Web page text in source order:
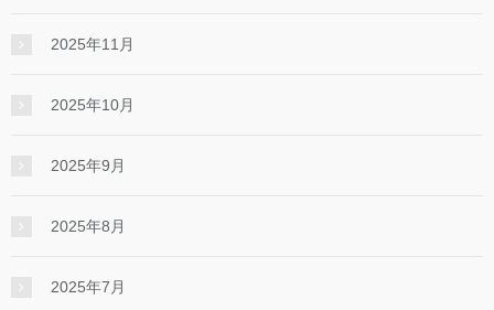
2025年11月
2025年10月
2025年9月
2025年8月
2025年7月